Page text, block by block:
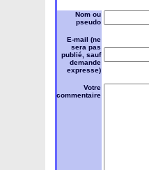
Nom ou
pseudo
E-mail (ne
sera pas
publié, sauf
demande
expresse)
Votre
commentaire